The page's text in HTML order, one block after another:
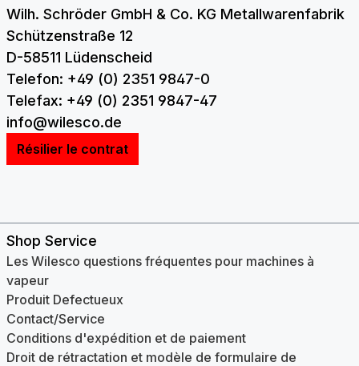
Wilh. Schröder GmbH & Co. KG Metallwarenfabrik
Schützenstraße 12
D-58511 Lüdenscheid
Telefon: +49 (0) 2351 9847-0
Telefax: +49 (0) 2351 9847-47
info@wilesco.de
Résilier le contrat
Shop Service
Les Wilesco questions fréquentes pour machines à
vapeur
Produit Defectueux
Contact/Service
Conditions d'expédition et de paiement
Droit de rétractation et modèle de formulaire de